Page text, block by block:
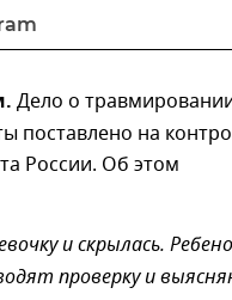
Дело о
поставлено на
России. Об этом
и скрылась.
проверку и